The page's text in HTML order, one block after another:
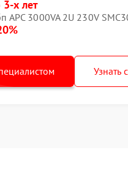
х лет
3000VA 2U 230V
Узнать